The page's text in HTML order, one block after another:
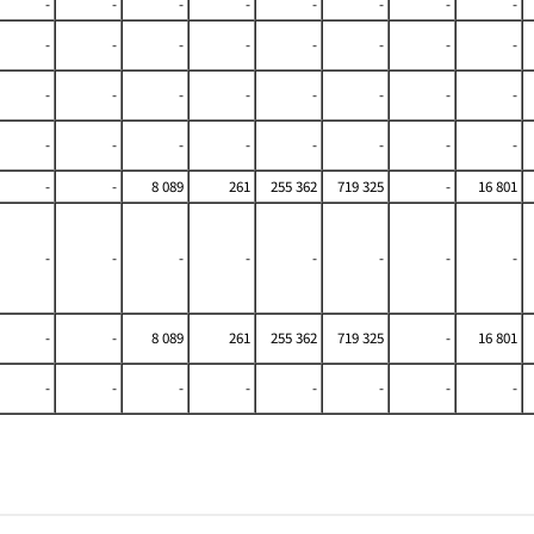
- - - - - - -
-
- - - - - - -
-
- - - - - - -
-
- - 8 089 261 255 362 719 325 -
16 801
- - - - - - - -
- - 8 089 261 255 362 719 325 -
16 801
- - - - - - - -